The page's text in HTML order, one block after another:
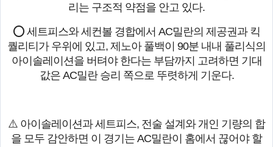
리는 구조적 약점을 안고 있다.
⭕ 세트피스와 세컨볼 경합에서 AC밀란의 제공권과 킥
퀄리티가 우위에 있고, 제노아 풀백이 90분 내내 풀리식의
아이솔레이션을 버텨야 한다는 부담까지 고려하면 기대
값은 AC밀란 승리 쪽으로 뚜렷하게 기운다.
⚠️ 아이솔레이션과 세트피스, 전술 설계와 개인 기량의 합
을 모두 감안하면 이 경기는 AC밀란이 홈에서 끊어야 할